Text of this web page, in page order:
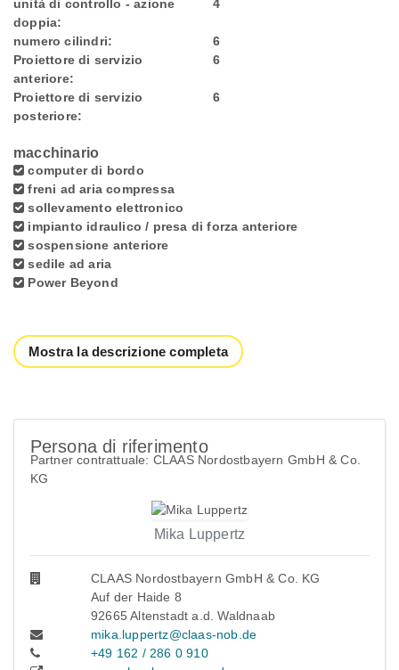
unità di controllo - azione
doppia:
4
numero cilindri:
6
Proiettore di servizio
anteriore:
6
Proiettore di servizio
posteriore:
6
macchinario
computer di bordo
freni ad aria compressa
sollevamento elettronico
impianto idraulico / presa di forza anteriore
sospensione anteriore
sedile ad aria
Power Beyond
Mostra la descrizione completa
Persona di riferimento
Partner contrattuale: CLAAS Nordostbayern GmbH & Co.
KG
Mika Luppertz
CLAAS Nordostbayern GmbH & Co. KG
Auf der Haide 8
92665 Altenstadt a.d. Waldnaab
mika.luppertz@claas-nob.de
+49 162 / 286 0 910